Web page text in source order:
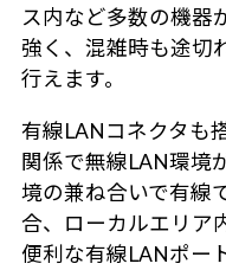
ス内など多数の機器
強く、混雑時も途切
行えます。
有線LANコネクタも
関係で無線LAN環境
境の兼ね合いで有線
合、ローカルエリア
便利な有線LANポー